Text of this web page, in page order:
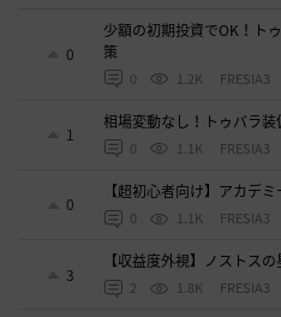
0
少額の初期投資でOK！ト
策
0 1.2K FRESIA3
1
相場変動なし！トゥバラ
0 1.1K FRESIA3
0
【超初心者向け】アカデ
0 1.1K FRESIA3
3
【収益度外視】ノストス
2 1.8K FRESIA3